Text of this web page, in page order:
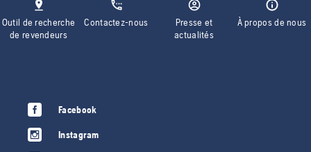
Outil de recherche
de revendeurs
Contactez-nous
Presse et
actualités
À propos de nous
Facebook
Instagram